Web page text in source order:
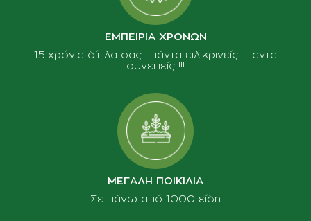
ΕΜΠΕΙΡΙΑ ΧΡΟΝΩΝ
15 χρόνια δίπλα σας......πάντα ειλικρινείς.....παντα
συνεπείς !!!
ΜΕΓΑΛΗ ΠΟΙΚΙΛΙΑ
Σε πάνω από 1000 είδη